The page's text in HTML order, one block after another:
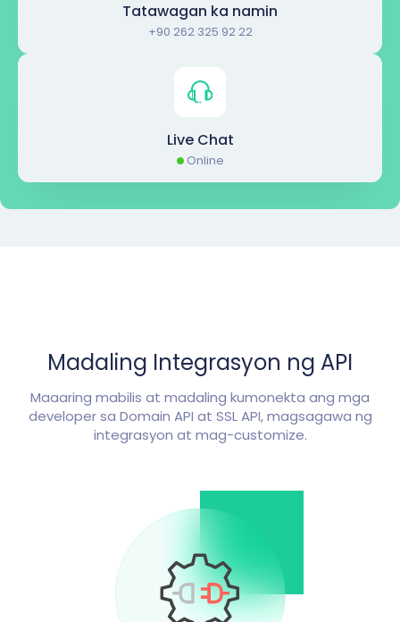
Tatawagan ka namin
+90 262 325 92 22
Live Chat
Online
Madaling Integrasyon ng API
Maaaring mabilis at madaling kumonekta ang mga
developer sa Domain API at SSL API, magsagawa ng
integrasyon at mag-customize.